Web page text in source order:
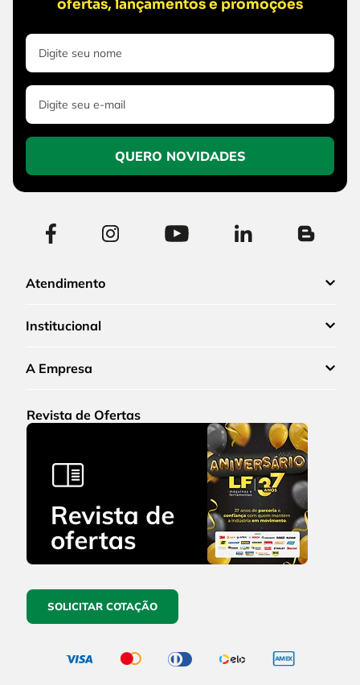
ofertas, lançamentos e promoções
QUERO NOVIDADES
Atendimento
Institucional
A Empresa
Revista de Ofertas
SOLICITAR COTAÇÃO